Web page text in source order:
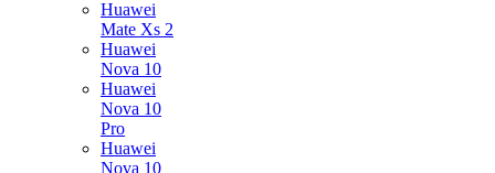
Huawei
Mate Xs 2
Huawei
Nova 10
Huawei
Nova 10
Pro
Huawei
Nova 10